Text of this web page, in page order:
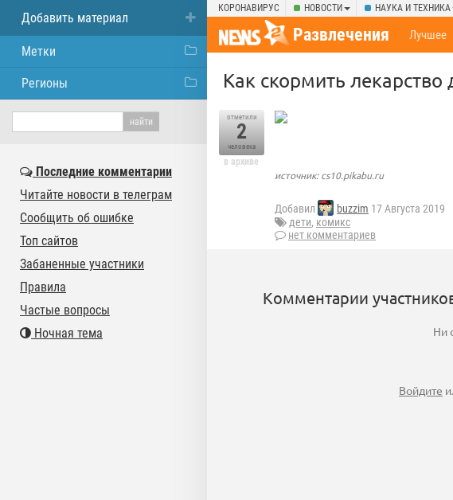
КОРОНАВИРУС НОВОСТИ НАУКА И ТЕХНИКА
Развлечения Лучшее
Как скормить лекарство
отметили
2
человека
в архиве
источник: cs10.pikabu.ru
Добавил buzzim 17 Августа 2019
дети, комикс
нет комментариев
Комментарии
Ни
Войдите
Добавить материал
Метки
Регионы
Последние комментарии
Читайте новости в телеграм
Сообщить об ошибке
Топ сайтов
Забаненные участники
Правила
Частые вопросы
Ночная тема